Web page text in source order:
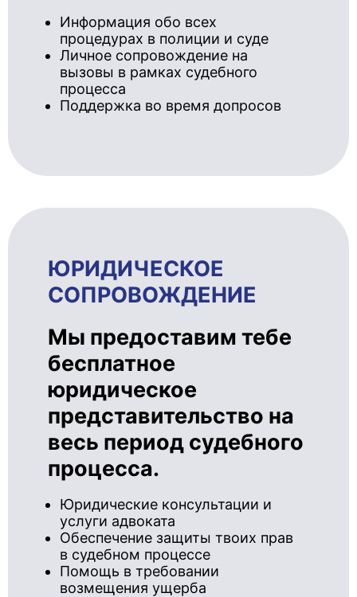
Информация обо всех
процедурах в полиции и суде
Личное сопровождение на
вызовы в рамках судебного
процесса
Поддержка во время допросов
ЮРИДИЧЕ­СКОЕ
СОПРОВОЖ­ДЕ­НИЕ
Мы предоставим тебе
бесплатное
юридическое
представительство на
весь период судебного
процесса.
Юридические консультации и
услуги адвоката
Обеспечение защиты твоих прав
в судебном процессе
Помощь в требовании
возмещения ущерба